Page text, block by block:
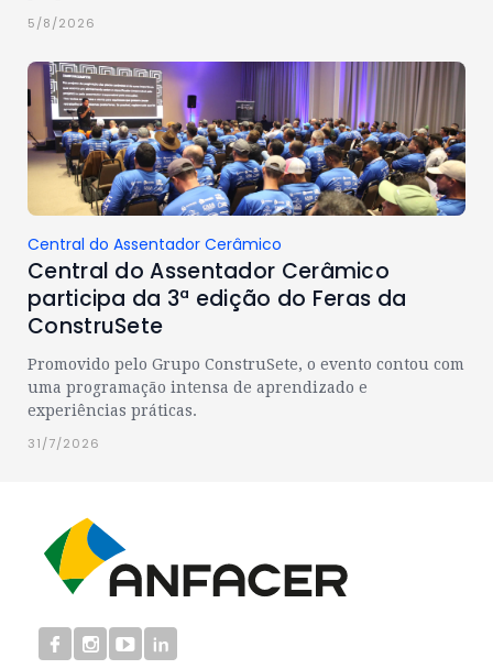
5/8/2026
Central do Assentador Cerâmico
Central do Assentador Cerâmico
participa da 3ª edição do Feras da
ConstruSete
Promovido pelo Grupo ConstruSete, o evento contou com
uma programação intensa de aprendizado e
experiências práticas.
31/7/2026